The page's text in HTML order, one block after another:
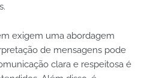
exigem uma abordagem
de mensagens pode
clara e respeitosa é